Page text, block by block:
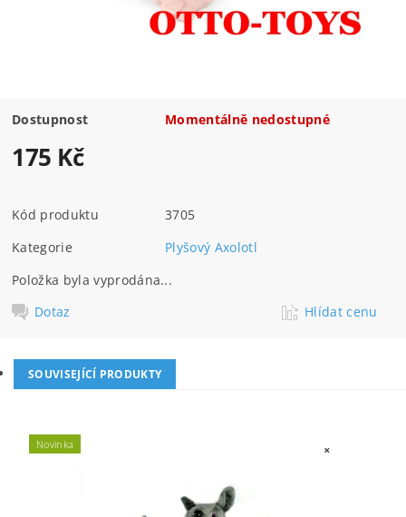
Dostupnost Momentálně nedostupné
175 Kč
Kód produktu
3705
Kategorie
Plyšový Axolotl
Položka byla vyprodána...
Dotaz
Hlídat cenu
SOUVISEJÍCÍ PRODUKTY
Novinka